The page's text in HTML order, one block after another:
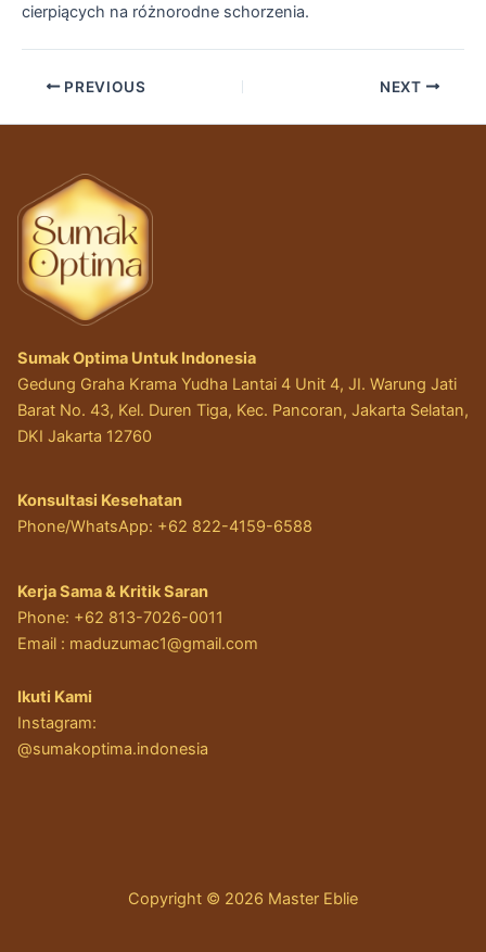
cierpiących na różnorodne schorzenia.
PREVIOUS NEXT
Sumak Optima Untuk Indonesia
Gedung Graha Krama Yudha Lantai 4 Unit 4, JI. Warung Jati
Barat No. 43, Kel. Duren Tiga, Kec. Pancoran, Jakarta Selatan,
DKI Jakarta 12760
Konsultasi Kesehatan
Phone/WhatsApp: +62 822-4159-6588
Kerja Sama & Kritik Saran
Phone: +62 813-7026-0011
Email : maduzumac1@gmail.com
Ikuti Kami
Instagram:
@sumakoptima.indonesia
Copyright © 2026 Master Eblie